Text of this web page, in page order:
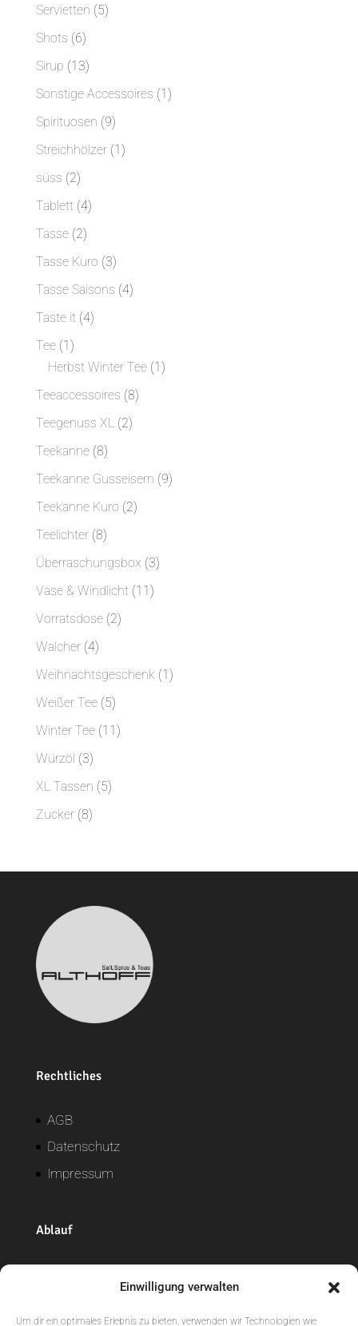
Einwilligung verwalten
Um dir ein optimales Erlebnis zu bieten, verwenden wir Technologien wie
Servietten 55
Shots 66
Produkte
Sirup 1313
Produkte
Sonstige Accessoires 11
Spirituosen 99
Produkte
Streichhölzer 11
süss 22
Produkte
Tablett 44
Tasse 22
Produkte
Tasse Kuro 33
Produkte
Tasse Saisons 44
Taste it 44
Tee 11
Produkt
Herbst Winter Tee 11
Teeaccessoires 88
Teegenuss XL 22
Teekanne 88
Produkte
Teekanne Gusseisern 99
Teekanne Kuro 22
Teelichter 88
Produkte
Überraschungsbox 33
Vase & Windlicht 1111
Vorratsdose 22
Walcher 44
Produkte
Weihnachtsgeschenk 11
Weißer Tee 55
Produkte
Winter Tee 1111
Würzöl 33
Produkte
XL Tassen 55
Zucker 88
Rechtliches
AGB
Datenschutz
Impressum
Ablauf